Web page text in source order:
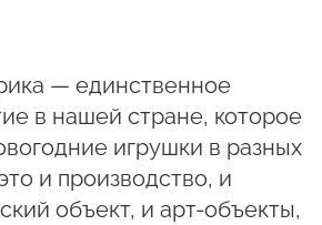
— единственное
в нашей стране, которое
игрушки в разных
и производство, и
объект, и арт-объекты,